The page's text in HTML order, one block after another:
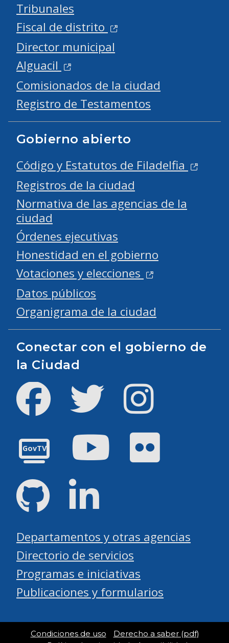
Tribunales
Fiscal de distrito
Director municipal
Alguacil
Comisionados de la ciudad
Registro de Testamentos
Gobierno abierto
Código y Estatutos de Filadelfia
Registros de la ciudad
Normativa de las agencias de la
ciudad
Órdenes ejecutivas
Honestidad en el gobierno
Votaciones y elecciones
Datos públicos
Organigrama de la ciudad
Conectar con el gobierno de
la Ciudad
Facebook Twitter
GovTV
YouTube
GitHub
Departamentos y otras agencias
Directorio de servicios
Programas e iniciativas
Publicaciones y formularios
Condiciones de uso
Derecho a saber (pdf)